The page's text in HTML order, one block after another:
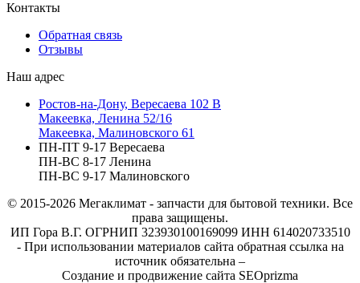
Контакты
Обратная связь
Отзывы
Наш адрес
Ростов-на-Дону, Вересаева 102 В
Макеевка, Ленина 52/16
Макеевка, Малиновского 61
ПН-ПТ 9-17 Вересаева
ПН-ВС 8-17 Ленина
ПН-ВС 9-17 Малиновского
© 2015-2026 Мегаклимат - запчасти для бытовой техники. Все
права защищены.
ИП Гора В.Г. ОГРНИП 323930100169099 ИНН 614020733510
- При использовании материалов сайта обратная ссылка на
источник обязательна –
Создание и продвижение сайта SEOprizma